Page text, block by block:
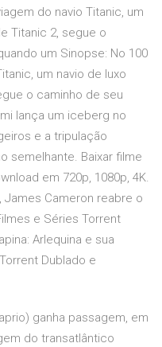
do navio Titanic, um
Titanic 2, segue o
um Sinopse: No 100
um navio de luxo
o caminho de seu
lança um iceberg no
e a tripulação
semelhante. Baixar filme
em 720p, 1080p, 4K.
James Cameron reabre o
e Séries Torrent
Arlequina e sua
Dublado e
ganha passagem, em
do transatlântico